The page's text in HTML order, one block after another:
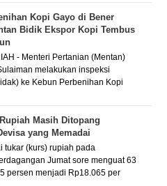
Kopi Gayo di Bener
Bidik Ekspor Kopi Tembus
- Menteri Pertanian (Mentan)
melakukan inspeksi
ke Kebun Perbenihan Kopi
Masih Ditopang
yang Memadai
tukar (kurs) rupiah pada
Jumat sore menguat 63
persen menjadi Rp18.065 per